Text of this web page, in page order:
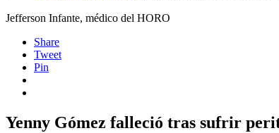
Jefferson Infante, médico del HORO
Share
Tweet
Pin
Yenny Gómez falleció tras sufrir